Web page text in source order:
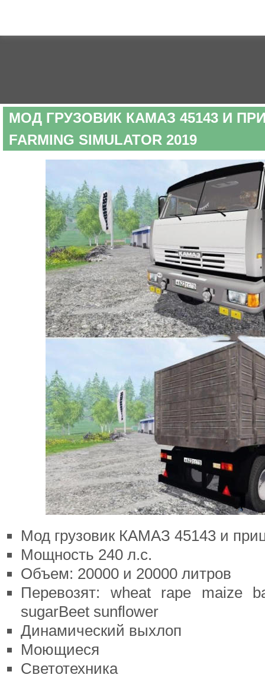
МОД ГРУЗОВИК КАМАЗ 45143 И
FARMING SIMULATOR 2019
Мод грузовик КАМАЗ 45143 и
Мощность 240 л.с.
Объем: 20000 и 20000 литров
Перевозят: wheat rape maize
sugarBeet sunflower
Динамический выхлоп
Моющиеся
Светотехника